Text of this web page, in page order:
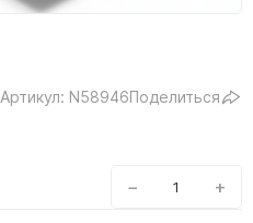
Артикул: N58946Поделиться
− +